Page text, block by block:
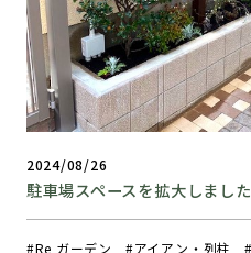
2024/08/26
駐車場スペースを拡大しました
Re ガーデン アイアン・列柱